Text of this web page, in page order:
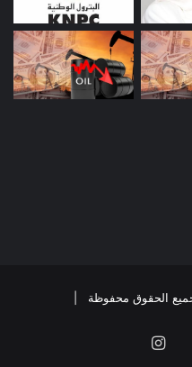
انستقرام